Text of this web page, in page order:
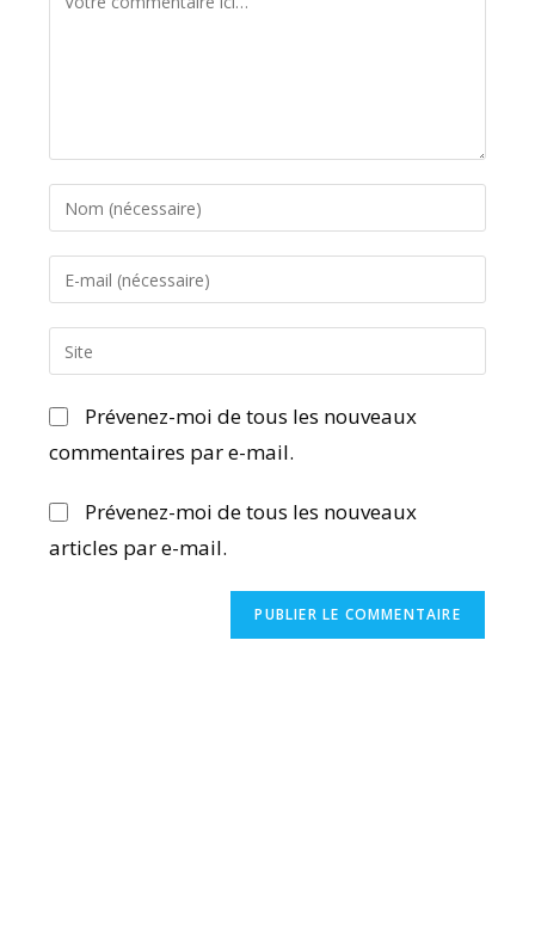
Prévenez-moi de tous les nouveaux
commentaires par e-mail.
Prévenez-moi de tous les nouveaux
articles par e-mail.